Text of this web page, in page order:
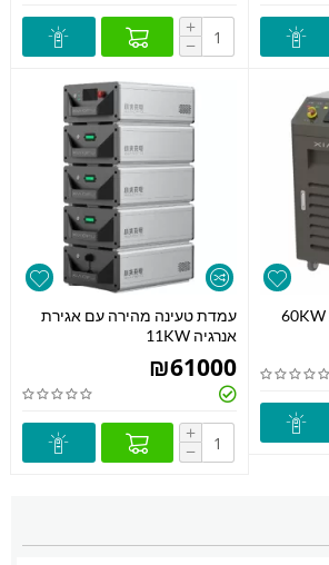
+
−
עמדת טעינה מהירה עם אגירת
אנרגיה 11KW
₪61000
+
−